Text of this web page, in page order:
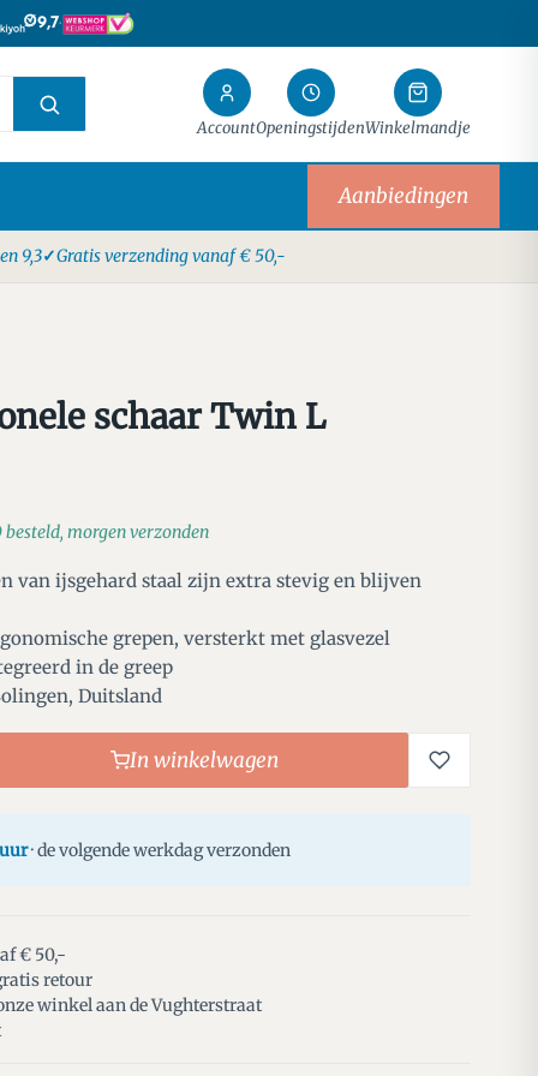
9,7·
AccountOpeningstijdenWinkelmandje
Aanbiedingen
9,3 Gratis verzending vanaf € 50,-
schaar Twin L
besteld, morgen verzonden
van ijsgehard staal zijn extra stevig en blijven
grepen, versterkt met glasvezel
in de greep
Duitsland
In winkelwagen
· de volgende werkdag verzonden
€ 50,-
retour
winkel aan de Vughterstraat